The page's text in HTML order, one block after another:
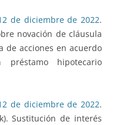
de diciembre de 2022.
novación de cláusula
de acciones en acuerdo
hipotecario
de diciembre de 2022.
Sustitución de interés